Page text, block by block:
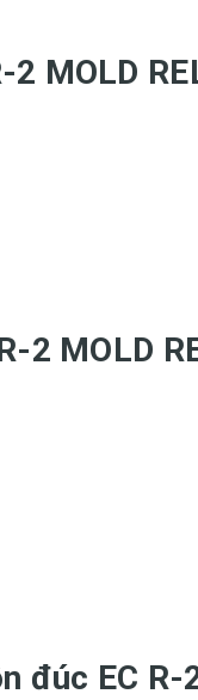
MOLD
2 MOLD
đúc EC R-